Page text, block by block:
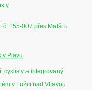
č. 155-007 přes Malši u
v Plavu
cyklisty a integrovaný
v Lužci nad Vltavou